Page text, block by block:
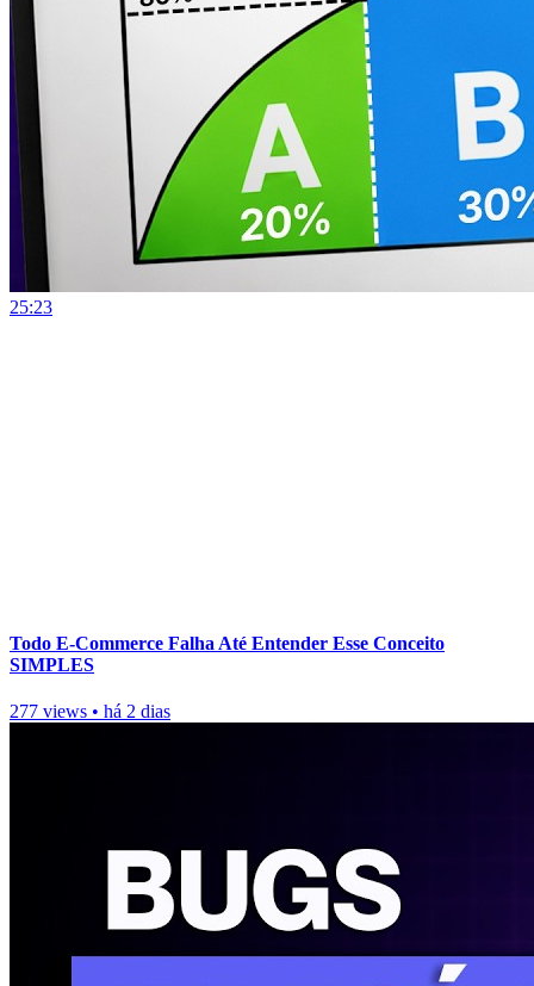
25:23
Todo E-Commerce Falha Até Entender Esse Conceito
SIMPLES
277 views • há 2 dias